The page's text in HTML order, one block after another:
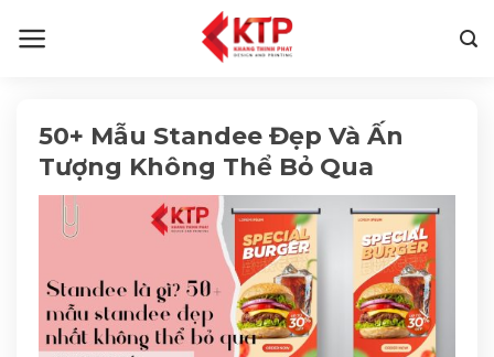
50+ Mẫu Standee Đẹp Và Ấn
Tượng Không Thể Bỏ Qua